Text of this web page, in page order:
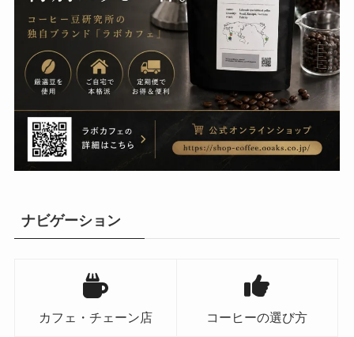
ナビゲーション
カフェ・チェーン店 コーヒーの選び方